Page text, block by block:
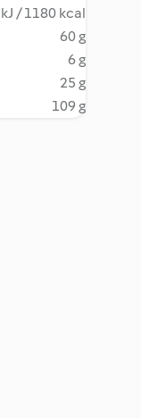
/ 1180 kcal
60 g
6 g
25 g
109 g